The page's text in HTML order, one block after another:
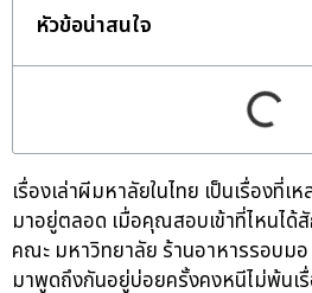
หัวข้อน่าสนใจ
เรื่องเล่าผีมหาลัยในไทย เป็นเรื่องที่เ
มาอยู่ตลอด เมื่อคุณสอบเข้าที่ไหนได้
คณะ มหาวิทยาลัย ร้านอาหารรอบม
มาพูดถึงกันอยู่บ่อยครั้งคงหนีไม่พ้นเ